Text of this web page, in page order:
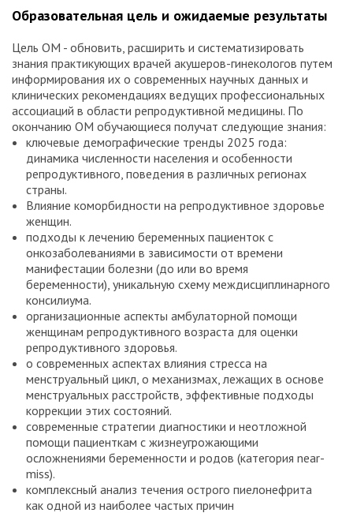
Образовательная цель и ожидаемые результаты
Цель ОМ - обновить, расширить и систематизировать
знания практикующих врачей акушеров-гинекологов путем
информирования их о современных научных данных и
клинических рекомендациях ведущих профессиональных
ассоциаций в области репродуктивной медицины. По
окончанию ОМ обучающиеся получат следующие знания:
ключевые демографические тренды 2025 года:
динамика численности населения и особенности
репродуктивного, поведения в различных регионах
страны.
Влияние коморбидности на репродуктивное здоровье
женщин.
подходы к лечению беременных пациенток с
онкозаболеваниями в зависимости от времени
манифестации болезни (до или во время
беременности), уникальную схему междисциплинарного
консилиума.
организационные аспекты амбулаторной помощи
женщинам репродуктивного возраста для оценки
репродуктивного здоровья.
о современных аспектах влияния стресса на
менструальный цикл, о механизмах, лежащих в основе
менструальных расстройств, эффективные подходы
коррекции этих состояний.
современные стратегии диагностики и неотложной
помощи пациенткам с жизнеугрожающими
осложнениями беременности и родов (категория near-
miss).
комплексный анализ течения острого пиелонефрита
как одной из наиболее частых причин